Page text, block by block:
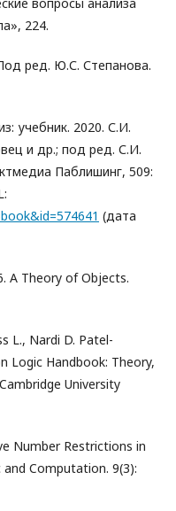
224.
ред. Ю.С. Степанова.
учебник. 2020. С.И.
и др.; под ред. С.И.
Паблишинг, 509:
(дата
A Theory of Objects.
L., Nardi D. Patel-
Logic Handbook: Theory,
University
Number Restrictions in
Computation. 9(3):